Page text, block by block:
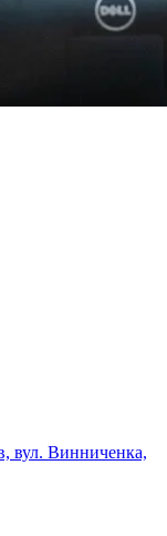
вул. Винниченка,